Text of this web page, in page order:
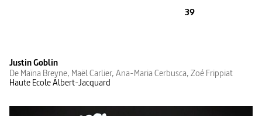
39
Justin Goblin
De Maïna Breyne, Maël Carlier, Ana-Maria Cerbusca, Zoé Frippiat
Haute Ecole Albert-Jacquard